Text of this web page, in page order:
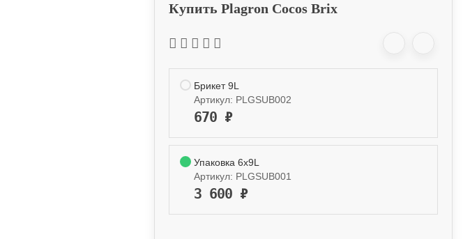
Купить Plagron Cocos Brix
Брикет 9L
Артикул: PLGSUB002
670 ₽
Упаковка 6x9L
Артикул: PLGSUB001
3 600 ₽